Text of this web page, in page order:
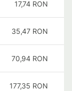
17,74 RON
35,47 RON
70,94 RON
177,35 RON